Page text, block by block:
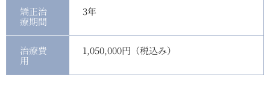
矯正治
療期間
3年
治療費
用
1,050,000円（税込み）